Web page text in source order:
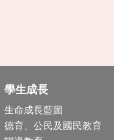
學生成長
生命成長藍圖
德育、公民及國民教育